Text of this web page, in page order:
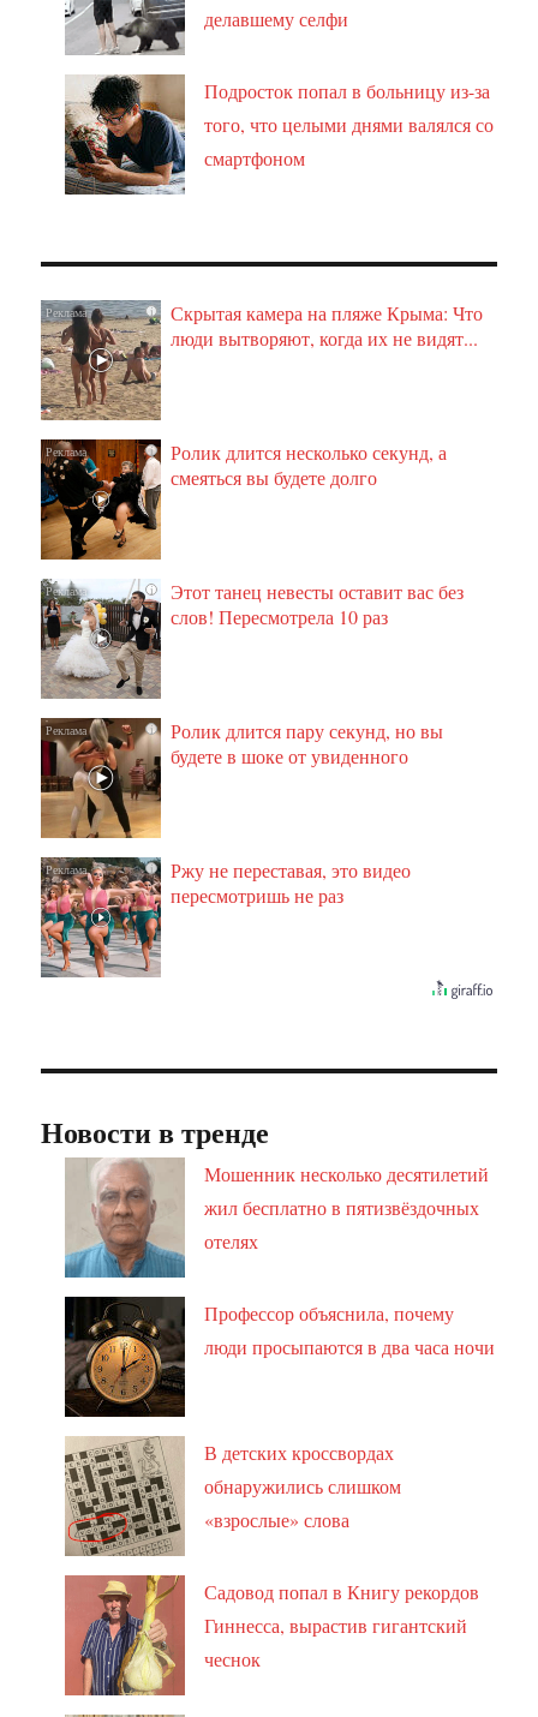
делавшему селфи
Подросток попал в больницу из-за
того, что целыми днями валялся со
смартфоном
i
Скрытая камера на пляже Крыма: Что
люди вытворяют, когда их не видят...
i
Ролик длится несколько секунд, а
смеяться вы будете долго
i
Этот танец невесты оставит вас без
слов! Пересмотрела 10 раз
i
Ролик длится пару секунд, но вы
будете в шоке от увиденного
i
Ржу не переставая, это видео
пересмотришь не раз
Новости в тренде
Мошенник несколько десятилетий
жил бесплатно в пятизвёздочных
отелях
Профессор объяснила, почему
люди просыпаются в два часа ночи
В детских кроссвордах
обнаружились слишком
«взрослые» слова
Садовод попал в Книгу рекордов
Гиннесса, вырастив гигантский
чеснок